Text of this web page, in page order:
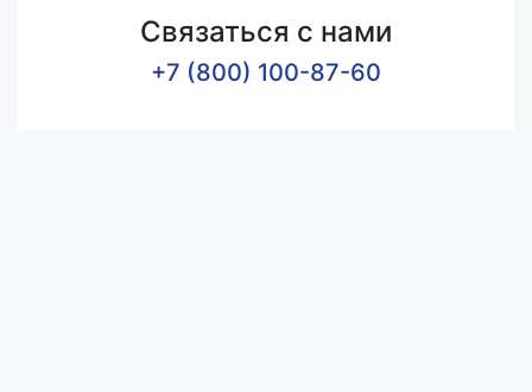
Связаться с нами
+7 (800) 100-87-60